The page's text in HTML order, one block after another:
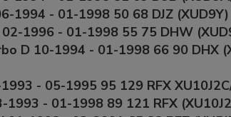
1994 - 01-1998 50 68 DJZ
02-1996 - 01-1998 55 75 DHW
D 10-1994 - 01-1998 66 90 DHX
- 05-1995 95 129 RFX
1993 - 01-1998 89 121 RFX